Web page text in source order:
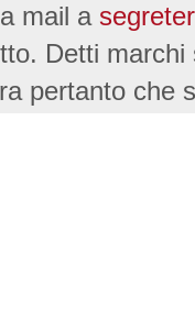
mail a
Detti
pertanto che